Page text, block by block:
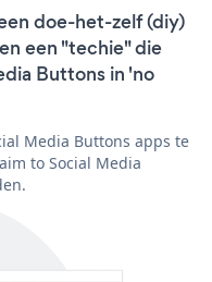
doe-het-zelf (diy)
een "techie" die
Buttons in 'no
Media Buttons apps te
to Social Media